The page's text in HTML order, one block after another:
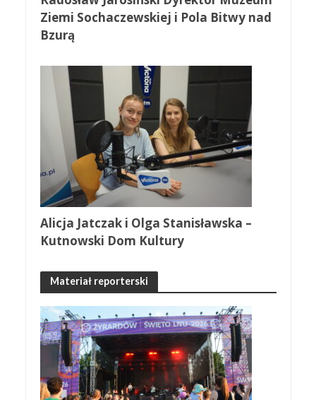
Ziemi Sochaczewskiej i Pola Bitwy nad
Bzurą
Alicja Jatczak i Olga Stanisławska –
Kutnowski Dom Kultury
Materiał reporterski